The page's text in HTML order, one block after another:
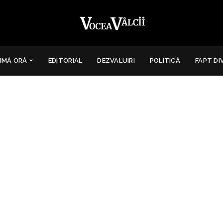
ORĂ EDITORIAL DEZVALUIRI POLITICĂ FAPT